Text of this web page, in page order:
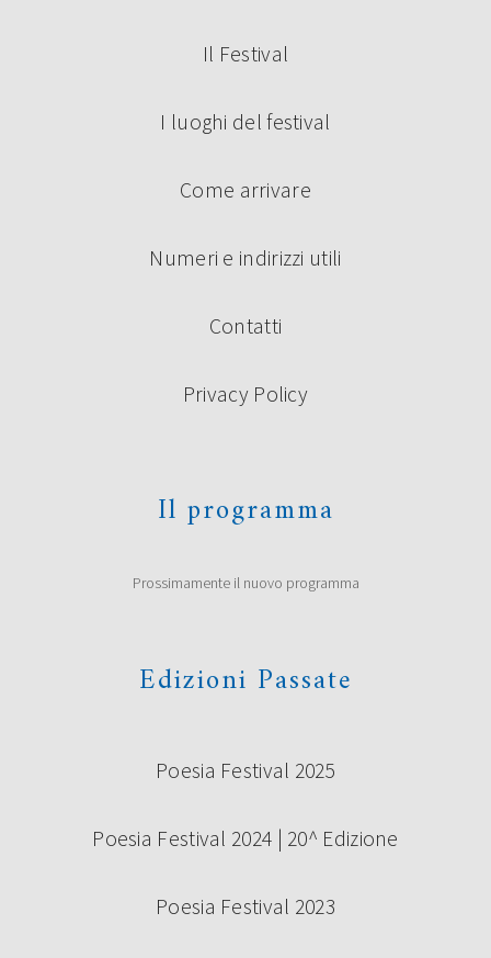
Il Festival
I luoghi del festival
Come arrivare
Numeri e indirizzi utili
Contatti
Privacy Policy
Il programma
Prossimamente il nuovo programma
Edizioni Passate
Poesia Festival 2025
Poesia Festival 2024 | 20^ Edizione
Poesia Festival 2023